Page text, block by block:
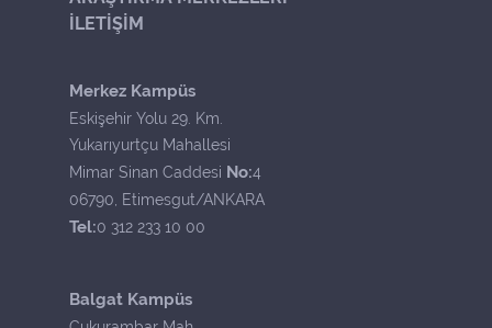
İLETİŞİM
Merkez Kampüs
Eskişehir Yolu 29. Km.
Yukarıyurtçu Mahallesi
Mimar Sinan Caddesi No:4
06790, Etimesgut/ANKARA
Tel:0 312 233 10 00
Balgat Kampüs